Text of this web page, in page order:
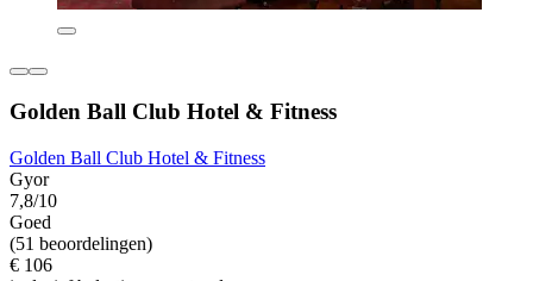
Golden Ball Club Hotel & Fitness
Golden Ball Club Hotel & Fitness
Gyor
7,8/10
Goed
(51 beoordelingen)
€ 106